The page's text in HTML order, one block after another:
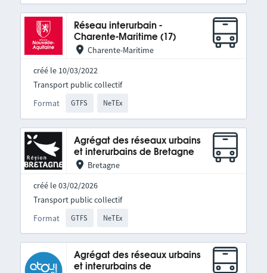
Réseau interurbain -
Charente-Maritime (17)
Charente-Maritime
créé le 10/03/2022
Format GTFS NeTEx
Transport public collectif
Agrégat des réseaux urbains
et interurbains de Bretagne
Bretagne
créé le 03/02/2026
Format GTFS NeTEx
Transport public collectif
Agrégat des réseaux urbains
et interurbains de